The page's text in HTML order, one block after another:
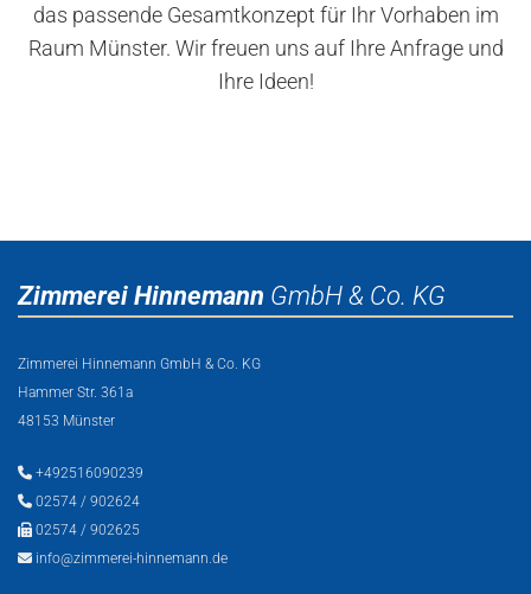
das pas­sen­de Ge­samt­kon­zept für Ihr Vor­ha­ben im
Raum Müns­ter. Wir freu­en uns auf Ihre An­fra­ge und
Ihre Ideen!
Zimmerei Hinnemann GmbH & Co. KG
Zimmerei Hinnemann GmbH & Co. KG
Hammer Str. 361a
48153 Münster
 +492516090239
 02574 / 902624
 02574 / 902625
 info@zimmerei-hinnemann.de